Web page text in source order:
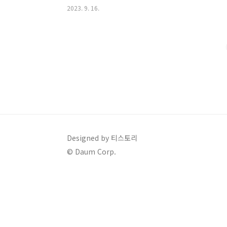
2023. 9. 16.
Designed by 티스토리
© Daum Corp.